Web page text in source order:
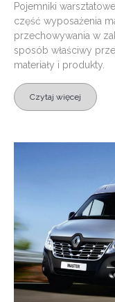
Pojemniki
część wyposażenia
przechowywania w
sposób właściwy
materiały i produkty.
Czytaj więcej